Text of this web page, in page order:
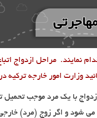
نمایند. مراحل ازدواج
وزارت امور خارجه ترکیه
با یک مرد موجب تحمیل
شود و اگر زوج (مرد)